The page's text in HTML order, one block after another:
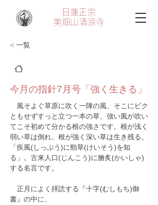
日蓮正宗
美畑山 清涼寺
< 一覧
今月の指針7月号「強く生きる」
風そよぐ草原に吹く一陣の風、そこにビク
ともせずすっと立つ一本の草、強い風が吹い
てこそ初めて分かる根の強さです。根が浅く
弱い草は倒れ、根が強く深い草は生き残る。
「疾風(しっぷう)に勁草(けいそう)を知
る」。古来人口(じんこう)に膾炙(かいしゃ)
する名言です。
正月によく拝読する『十字(むしもち)御
書』の中に、